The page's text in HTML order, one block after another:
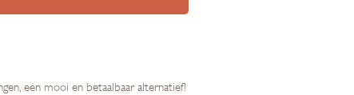
een mooi en betaalbaar alternatief!